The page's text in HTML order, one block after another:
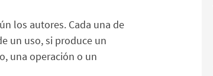
los autores. Cada una de
un uso, si produce un
una operación o un